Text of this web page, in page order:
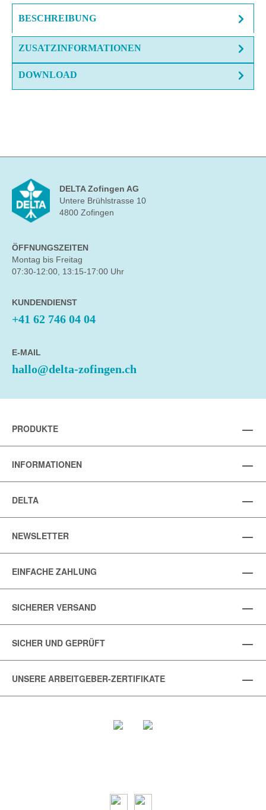
BESCHREIBUNG
ZUSATZINFORMATIONEN
DOWNLOAD
DELTA Zofingen AG
Untere Brühlstrasse 10
4800 Zofingen
ÖFFNUNGSZEITEN
Montag bis Freitag
07:30-12:00, 13:15-17:00 Uhr
KUNDENDIENST
+41 62 746 04 04
E-MAIL
hallo@delta-zofingen.ch
PRODUKTE
INFORMATIONEN
DELTA
NEWSLETTER
EINFACHE ZAHLUNG
SICHERER VERSAND
SICHER UND GEPRÜFT
UNSERE ARBEITGEBER-ZERTIFIKATE